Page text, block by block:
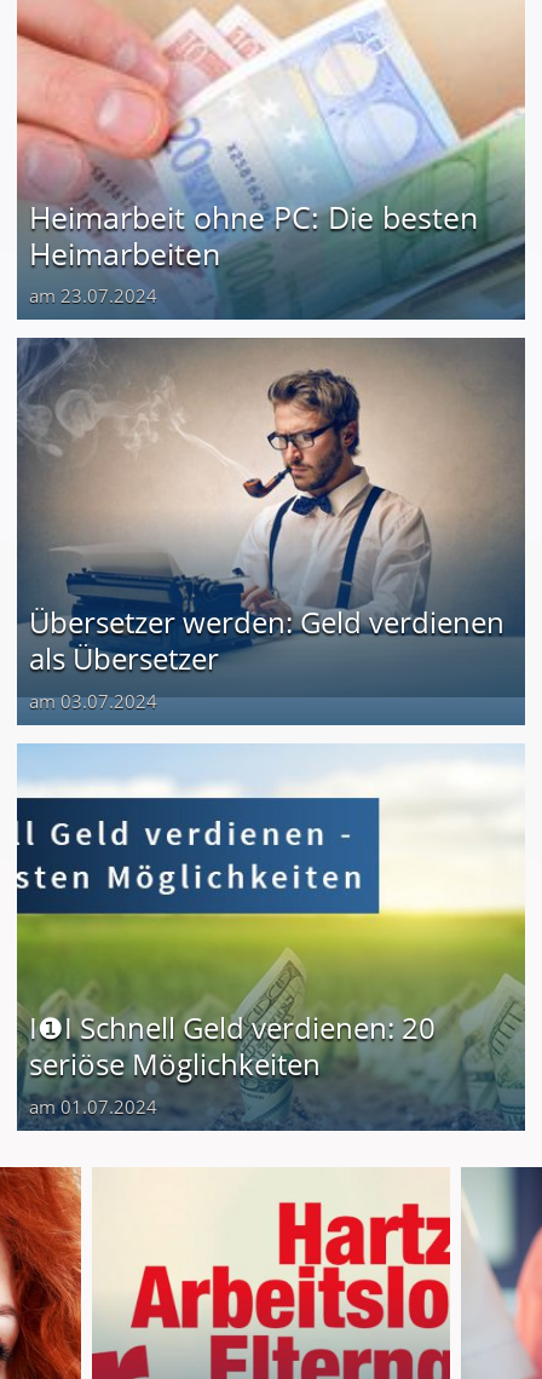
Heimarbeit ohne PC: Die besten
Heimarbeiten
am 23.07.2024
Übersetzer werden: Geld verdienen
als Übersetzer
am 03.07.2024
I❶I Schnell Geld verdienen: 20
seriöse Möglichkeiten
am 01.07.2024